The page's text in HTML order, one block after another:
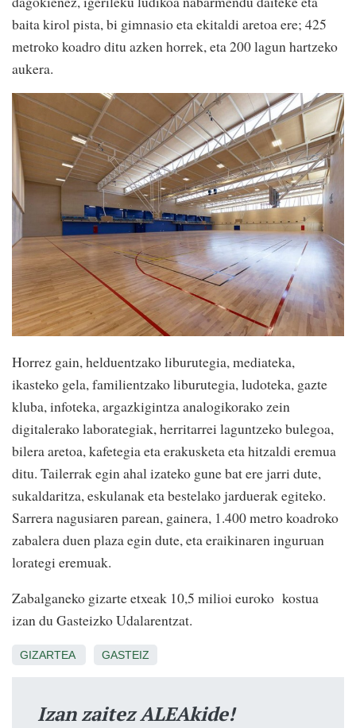
baita kirol pista, bi gimnasio eta ekitaldi aretoa ere; 425
metroko koadro ditu azken horrek, eta 200 lagun hartzeko
aukera.
Horrez gain, helduentzako liburutegia, mediateka,
ikasteko gela, familientzako liburutegia, ludoteka, gazte
kluba, infoteka, argazkigintza analogikorako zein
digitalerako laborategiak, herritarrei laguntzeko bulegoa,
bilera aretoa, kafetegia eta erakusketa eta hitzaldi eremua
ditu. Tailerrak egin ahal izateko gune bat ere jarri dute,
sukaldaritza, eskulanak eta bestelako jarduerak egiteko.
Sarrera nagusiaren parean, gainera, 1.400 metro koadroko
zabalera duen plaza egin dute, eta eraikinaren inguruan
lorategi eremuak.
Zabalganeko gizarte etxeak 10,5 milioi euroko kostua
izan du Gasteizko Udalarentzat.
GIZARTEA GASTEIZ
Izan zaitez ALEAkide!